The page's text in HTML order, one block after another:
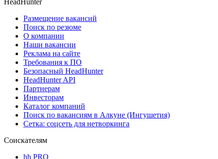
HeadHunter
Размещение вакансий
Поиск по резюме
О компании
Наши вакансии
Реклама на сайте
Требования к ПО
Безопасный HeadHunter
HeadHunter API
Партнерам
Инвесторам
Каталог компаний
Поиск по вакансиям в Алкуне (Ингушетия)
Сетка: соцсеть для нетворкинга
Соискателям
hh PRO